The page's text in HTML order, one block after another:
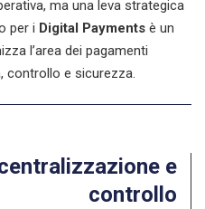
ma una leva strategica
per i Digital Payments è un
l’area dei pagamenti
controllo e sicurezza.
e
controllo